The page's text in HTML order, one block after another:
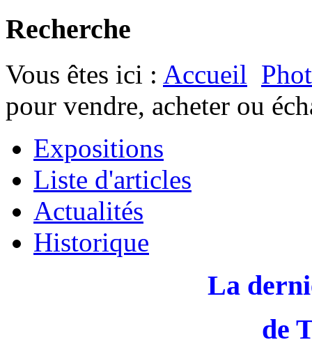
Recherche
Vous êtes ici : Accueil
pour vendre, acheter ou
Expositions
Liste d'articles
Actualités
Historique
La
de